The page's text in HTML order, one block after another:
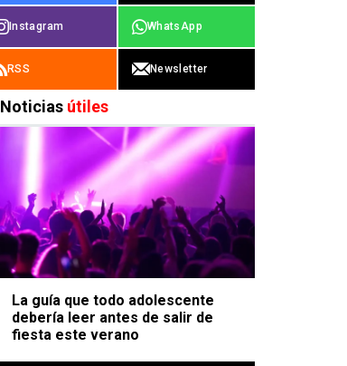
Instagram WhatsApp
RSS Newsletter
Noticias útiles
La guía que todo adolescente
debería leer antes de salir de
fiesta este verano